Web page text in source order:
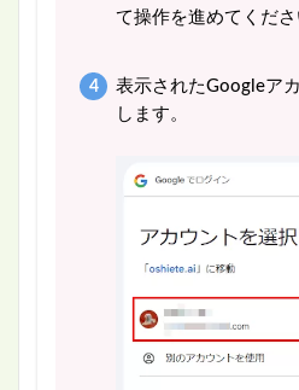
て操作を進めてくださ
表示されたGoogleア
します。